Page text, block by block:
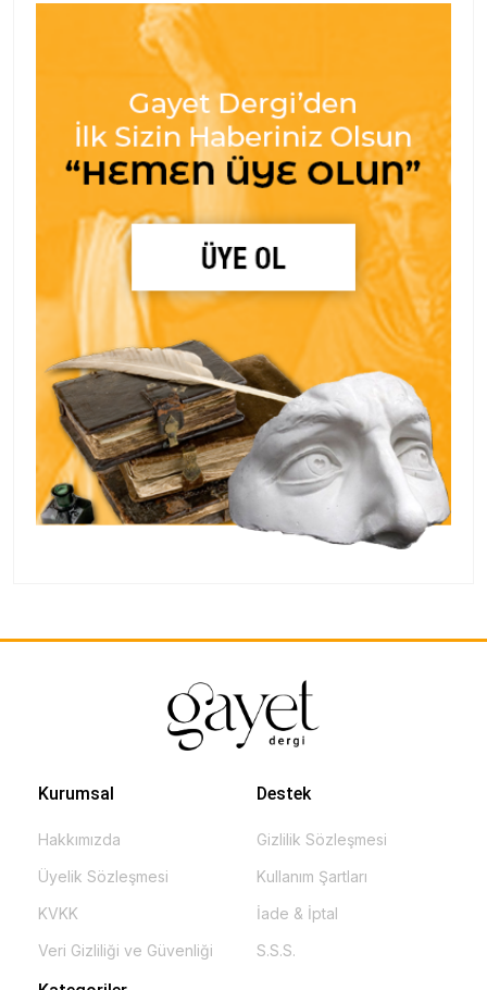
Kurumsal
Hakkımızda
Üyelik Sözleşmesi
KVKK
Veri Gizliliği ve Güvenliği
Destek
Gizlilik Sözleşmesi
Kullanım Şartları
İade & İptal
S.S.S.